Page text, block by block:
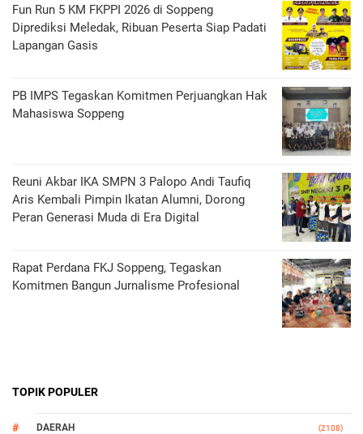
Fun Run 5 KM FKPPI 2026 di Soppeng
Diprediksi Meledak, Ribuan Peserta Siap Padati
Lapangan Gasis
PB IMPS Tegaskan Komitmen Perjuangkan Hak
Mahasiswa Soppeng
Reuni Akbar IKA SMPN 3 Palopo Andi Taufiq
Aris Kembali Pimpin Ikatan Alumni, Dorong
Peran Generasi Muda di Era Digital
Rapat Perdana FKJ Soppeng, Tegaskan
Komitmen Bangun Jurnalisme Profesional
TOPIK POPULER
DAERAH (2108)